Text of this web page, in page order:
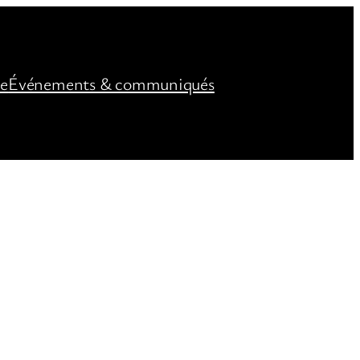
Événements & communiqués